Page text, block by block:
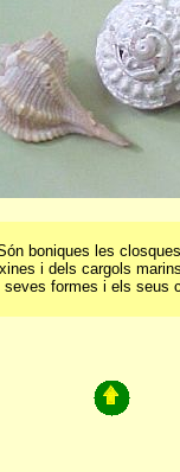
boniques les
i dels cargols
seves formes i els seus